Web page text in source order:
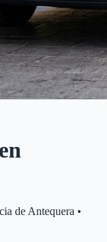
de Antequera •